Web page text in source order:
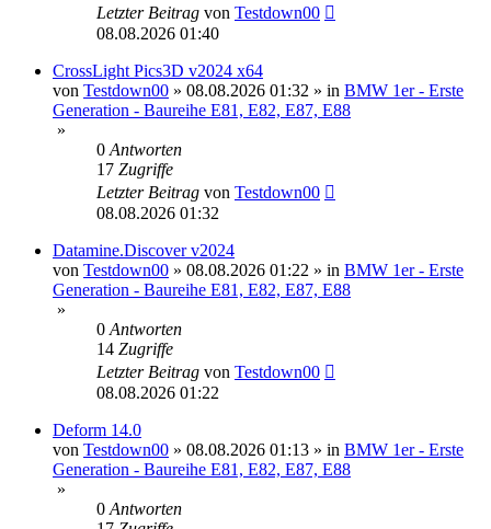
Letzter Beitrag von Testdown00
08.08.2026 01:40
CrossLight Pics3D v2024 x64
von Testdown00 » 08.08.2026 01:32 » in BMW 1er - Erste
Generation - Baureihe E81, E82, E87, E88
»
0 Antworten
17 Zugriffe
Letzter Beitrag von Testdown00
08.08.2026 01:32
Datamine.Discover v2024
von Testdown00 » 08.08.2026 01:22 » in BMW 1er - Erste
Generation - Baureihe E81, E82, E87, E88
»
0 Antworten
14 Zugriffe
Letzter Beitrag von Testdown00
08.08.2026 01:22
Deform 14.0
von Testdown00 » 08.08.2026 01:13 » in BMW 1er - Erste
Generation - Baureihe E81, E82, E87, E88
»
0 Antworten